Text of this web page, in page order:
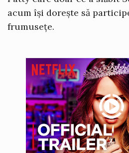
acum își dorește să
frumusețe.